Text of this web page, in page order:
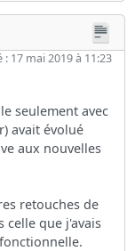
: 17 mai 2019 à 11:23
seulement avec
avait évolué
aux nouvelles
retouches de
celle que j'avais